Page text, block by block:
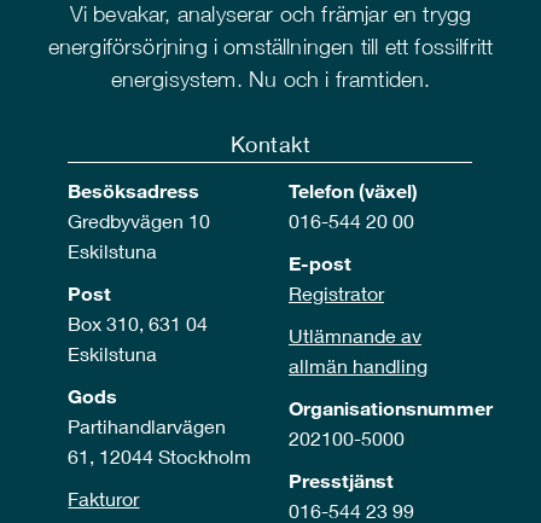
Vi bevakar, analyserar och främjar en trygg
energiförsörjning i omställningen till ett fossilfritt
energisystem. Nu och i framtiden.
Kontakt
Besöksadress
Gredbyvägen 10
Eskilstuna
Post
Box 310, 631 04
Eskilstuna
Gods
Partihandlarvägen
61, 12044 Stockholm
Fakturor
Telefon (växel)
016-544 20 00
E-post
Registrator
Utlämnande av
allmän handling
Organisationsnummer
202100-5000
Presstjänst
016-544 23 99